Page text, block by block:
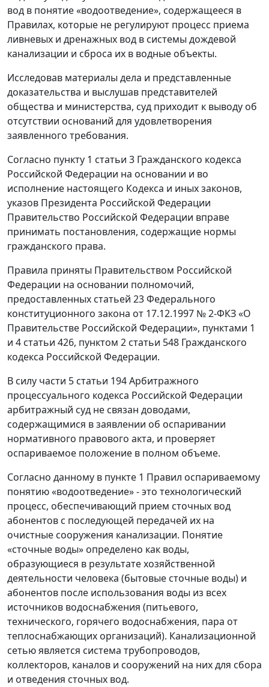
вод в понятие «водоотведение», содержащееся в
Правилах, которые не регулируют процесс приема
ливневых и дренажных вод в системы дождевой
канализации и сброса их в водные объекты.
Исследовав материалы дела и представленные
доказательства и выслушав представителей
общества и министерства, суд приходит к выводу об
отсутствии оснований для удовлетворения
заявленного требования.
Согласно пункту 1 статьи 3 Гражданского кодекса
Российской Федерации на основании и во
исполнение настоящего Кодекса и иных законов,
указов Президента Российской Федерации
Правительство Российской Федерации вправе
принимать постановления, содержащие нормы
гражданского права.
Правила приняты Правительством Российской
Федерации на основании полномочий,
предоставленных статьей 23 Федерального
конституционного закона от 17.12.1997 № 2-ФКЗ «О
Правительстве Российской Федерации», пунктами 1
и 4 статьи 426, пунктом 2 статьи 548 Гражданского
кодекса Российской Федерации.
В силу части 5 статьи 194 Арбитражного
процессуального кодекса Российской Федерации
арбитражный суд не связан доводами,
содержащимися в заявлении об оспаривании
нормативного правового акта, и проверяет
оспариваемое положение в полном объеме.
Согласно данному в пункте 1 Правил оспариваемому
понятию «водоотведение» - это технологический
процесс, обеспечивающий прием сточных вод
абонентов с последующей передачей их на
очистные сооружения канализации. Понятие
«сточные воды» определено как воды,
образующиеся в результате хозяйственной
деятельности человека (бытовые сточные воды) и
абонентов после использования воды из всех
источников водоснабжения (питьевого,
технического, горячего водоснабжения, пара от
теплоснабжающих организаций). Канализационной
сетью является система трубопроводов,
коллекторов, каналов и сооружений на них для сбора
и отведения сточных вод.